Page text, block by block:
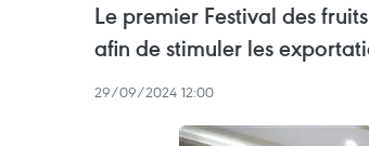
Le premier Festival des
afin de stimuler les
29/09/2024 12:00